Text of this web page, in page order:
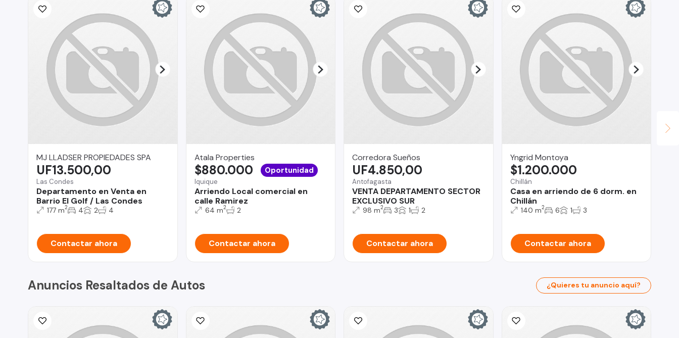
MJ LLADSER PROPIEDADES SPA
Las Condes
Departamento en Venta en
Barrio El Golf / Las Condes
UF13.500,00
177 m2 4 2 4
Contactar ahora
Atala Properties
Iquique
Arriendo Local comercial en
calle Ramirez
$880.000 Oportunidad
64 m2 2
Contactar ahora
Corredora Sueños
Antofagasta
VENTA DEPARTAMENTO SECTOR
EXCLUSIVO SUR
UF4.850,00
98 m2 3 1 2
Contactar ahora
Yngrid Montoya
Chillán
Casa en arriendo de 6 dorm. en
Chillán
$1.200.000
140 m2 6 1 3
Contactar ahora
Anuncios Resaltados de Autos ¿Quieres tu anuncio aquí?